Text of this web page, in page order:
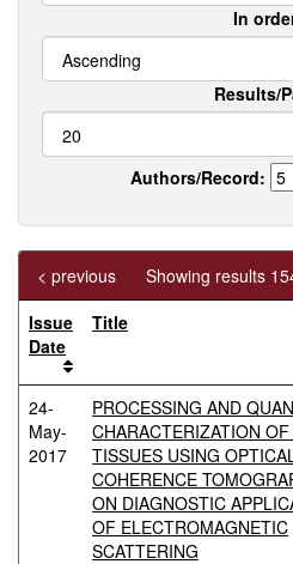
In
Results/
Authors/Record:
Showing results
< previous
Issue
Date
Title
24-
May-
2017
PROCESSING AND
CHARACTERIZATION OF
TISSUES USING
COHERENCE
ON DIAGNOSTIC
OF ELECTROMAGNETIC
SCATTERING